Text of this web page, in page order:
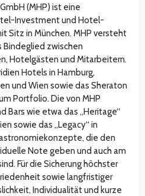
(MHP) ist eine
Investment und Hotel-
Sitz in München. MHP versteht
Bindeglied zwischen
Hotelgästen und Mitarbeitern.
Hotels in Hamburg,
und Wien sowie das Sheraton
Portfolio. Die von MHP
Bars wie etwa das „Heritage“
sowie das „Legacy“ in
die den
Note geben und auch am
Für die Sicherung höchster
sowie langfristiger
Individualität und kurze